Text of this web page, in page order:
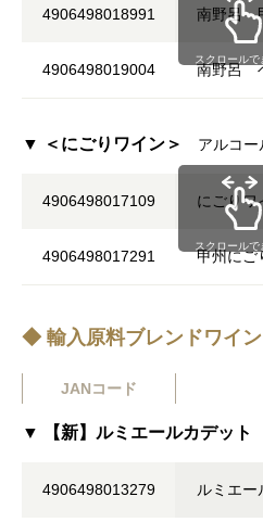
4906498018991 南野呂
4906498019004 南野呂
スクロールで
▼ ＜にごりワイン＞ アルコ
4906498017109 にごりワ
4906498017291 甲州にご
スクロールで
◆ 輸入原料ブレンドワイン
JANコード
▼ 【新】ルミエールカデット
4906498013279 ルミエー